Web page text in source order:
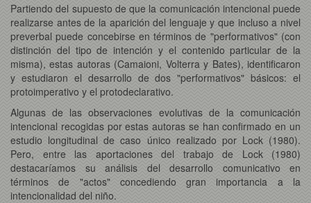
Partiendo del supuesto de que la comunicación intencional puede
realizarse antes de la aparición del lenguaje y que incluso a nivel
preverbal puede concebirse en términos de "performativos" (con
distinción del tipo de intención y el contenido particular de la
misma), estas autoras (Camaioni, Volterra y Bates), identificaron
y estudiaron el desarrollo de dos "performativos" básicos: el
protoimperativo y el protodeclarativo.
Algunas de las observaciones evolutivas de la comunicación
intencional recogidas por estas autoras se han confirmado en un
estudio longitudinal de caso único realizado por Lock (1980).
Pero, entre las aportaciones del trabajo de Lock (1980)
destacaríamos su análisis del desarrollo comunicativo en
términos de "actos" concediendo gran importancia a la
intencionalidad del niño.